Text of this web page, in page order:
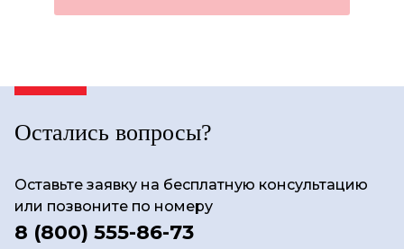
Остались вопросы?
Оставьте заявку на бесплатную консультацию
или позвоните по номеру
8 (800) 555-86-73